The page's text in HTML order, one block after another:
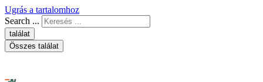
Ugrás a tartalomhoz
Search ...
találat
Összes találat